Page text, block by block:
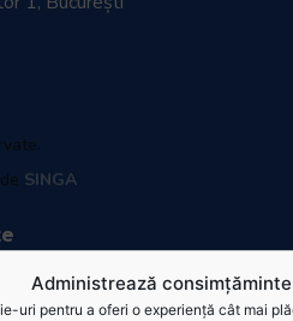
Administrează
uri pentru a oferi o experiență cât mai
SINGA